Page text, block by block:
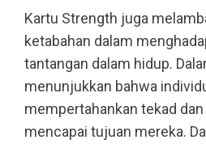
Kartu Strength juga
ketabahan dalam
tantangan dalam hidup.
menunjukkan bahwa
mempertahankan tekad
mencapai tujuan mereka.